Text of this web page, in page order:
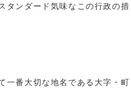
タンダード気味なこの行政の措
一番大切な地名である大字・町